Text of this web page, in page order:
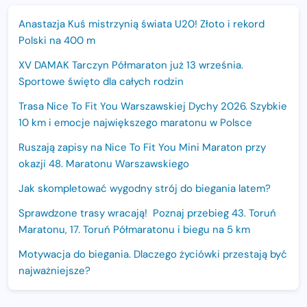
Anastazja Kuś mistrzynią świata U20! Złoto i rekord
Polski na 400 m
XV DAMAK Tarczyn Półmaraton już 13 września.
Sportowe święto dla całych rodzin
Trasa Nice To Fit You Warszawskiej Dychy 2026. Szybkie
10 km i emocje największego maratonu w Polsce
Ruszają zapisy na Nice To Fit You Mini Maraton przy
okazji 48. Maratonu Warszawskiego
Jak skompletować wygodny strój do biegania latem?
Sprawdzone trasy wracają! Poznaj przebieg 43. Toruń
Maratonu, 17. Toruń Półmaratonu i biegu na 5 km
Motywacja do biegania. Dlaczego życiówki przestają być
najważniejsze?